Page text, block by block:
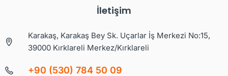
İletişim
Karakaş, Karakaş Bey Sk. Uçarlar İş Merkezi No:15,
39000 Kırklareli Merkez/Kırklareli
+90 (530) 784 50 09